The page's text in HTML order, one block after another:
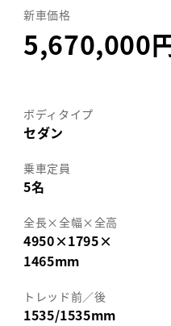
新車価格
5,670,000
ボディタイプ
セダン
乗車定員
5名
全長×全幅×全高
4950×1795×
1465mm
トレッド前／後
1535/1535mm